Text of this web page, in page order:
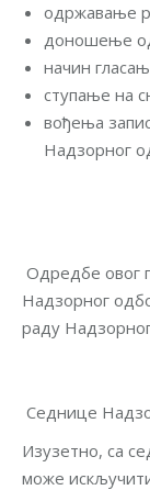
одржавање
доношење
начин
ступање на
вођења
Надзорног
Одредбе овог
Надзорног
раду
Седнице
Изузетно, са
може